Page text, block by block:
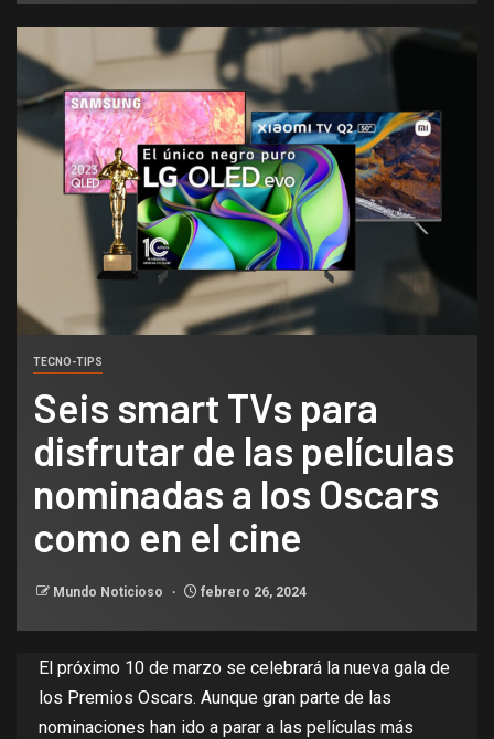
TECNO-TIPS
Seis smart TVs para
disfrutar de las películas
nominadas a los Oscars
como en el cine
Mundo Noticioso febrero 26, 2024
El próximo 10 de marzo se celebrará la nueva gala de
los Premios Oscars. Aunque gran parte de las
nominaciones han ido a parar a las películas más